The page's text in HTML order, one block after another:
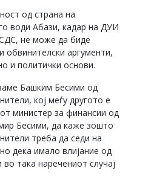
од страна на
води Абази, кадар на ДУИ
не може да биде
обвинителски аргументи,
и политички основи.
Башким Бесими од
кој меѓу другото е
министер за финансии од
Бесими, да каже зошто
треба да седи на
дека имало влијание од
така наречениот случај